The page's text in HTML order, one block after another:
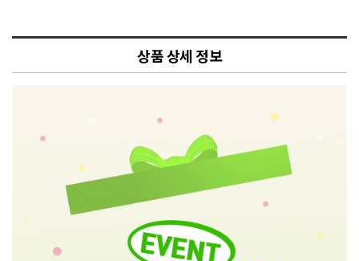
상품 상세 정보